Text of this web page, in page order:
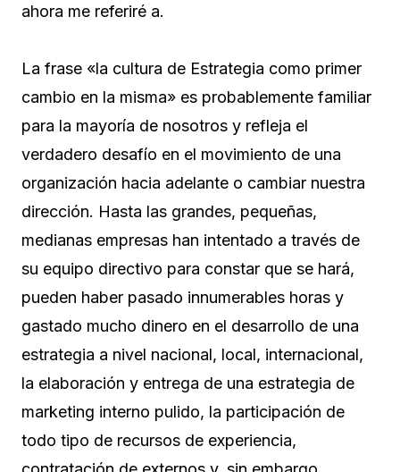
ahora me referiré a.
La frase «la cultura de Estrategia como primer
cambio en la misma» es probablemente familiar
para la mayoría de nosotros y refleja el
verdadero desafío en el movimiento de una
organización hacia adelante o cambiar nuestra
dirección. Hasta las grandes, pequeñas,
medianas empresas han intentado a través de
su equipo directivo para constar que se hará,
pueden haber pasado innumerables horas y
gastado mucho dinero en el desarrollo de una
estrategia a nivel nacional, local, internacional,
la elaboración y entrega de una estrategia de
marketing interno pulido, la participación de
todo tipo de recursos de experiencia,